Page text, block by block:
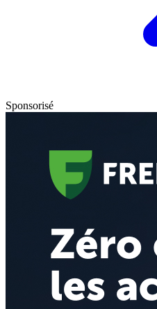
Sponsorisé